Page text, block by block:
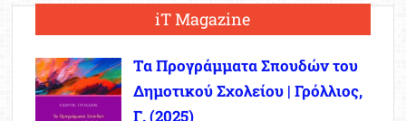
iT Magazine
Τα Προγράμματα Σπουδών του
Δημοτικού Σχολείου | Γρόλλιος,
Γ. (2025)